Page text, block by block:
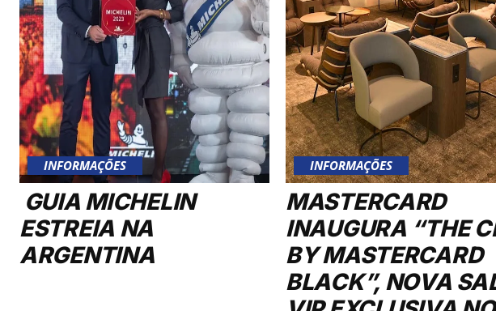
INFORMAÇÕES
GUIA MICHELIN
ESTREIA NA
ARGENTINA
INFORMAÇÕES
MASTERCARD
INAUGURA “THE
BY MASTERCARD
BLACK”, NOVA
VIP EXCLUSIVA NO
AEROPORTO
INTERNACIONAL
GUARULHOS